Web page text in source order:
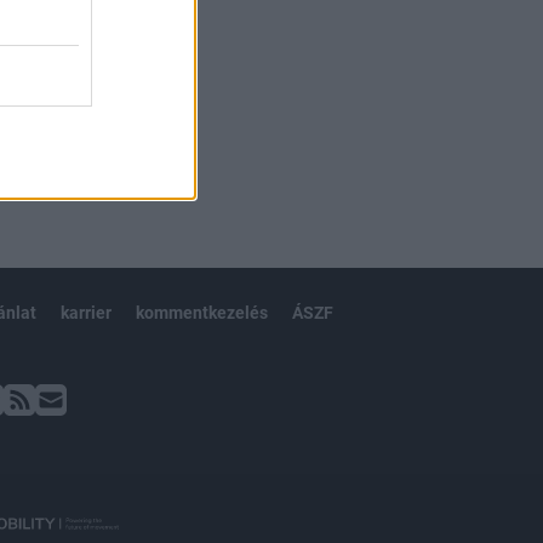
karrier kommentkezelés ÁSZF